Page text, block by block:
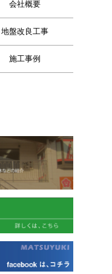
会社概要
地盤改良工事
施工事例